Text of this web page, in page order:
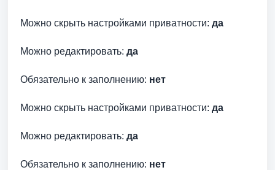
Можно скрыть настройками приватности: да
Можно редактировать: да
Обязательно к заполнению: нет
Можно скрыть настройками приватности: да
Можно редактировать: да
Обязательно к заполнению: нет